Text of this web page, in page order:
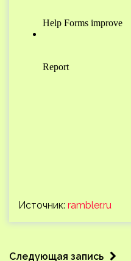
Источник: rambler.ru
Следующая запись